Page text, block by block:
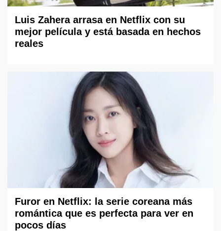
Luis Zahera arrasa en Netflix con su
mejor película y está basada en hechos
reales
Furor en Netflix: la serie coreana más
romántica que es perfecta para ver en
pocos días